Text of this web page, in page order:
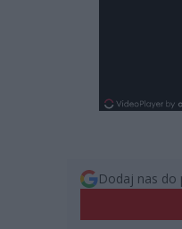
Dodaj nas do